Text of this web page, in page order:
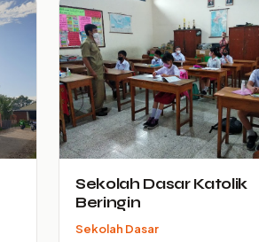
Sekolah Dasar Katolik
Beringin
Sekolah Dasar